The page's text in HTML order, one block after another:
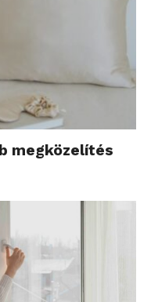
megközelítés